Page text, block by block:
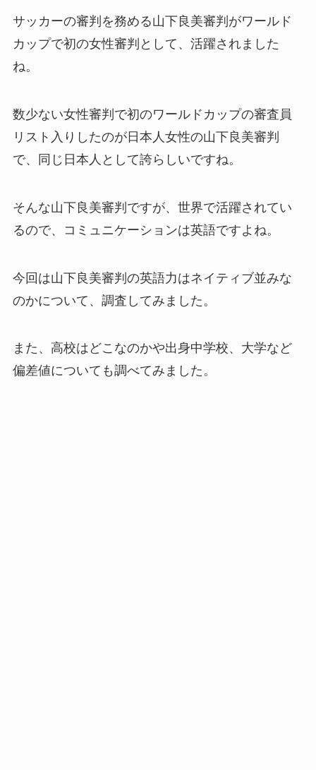
サッカーの審判を務める山下良美審判がワールド
カップで初の女性審判として、活躍されました
ね。
数少ない女性審判で初のワールドカップの審査員
リスト入りしたのが日本人女性の山下良美審判
で、同じ日本人として誇らしいですね。
そんな山下良美審判ですが、世界で活躍されてい
るので、コミュニケーションは英語ですよね。
今回は山下良美審判の英語力はネイティブ並みな
のかについて、調査してみました。
また、高校はどこなのかや出身中学校、大学など
偏差値についても調べてみました。